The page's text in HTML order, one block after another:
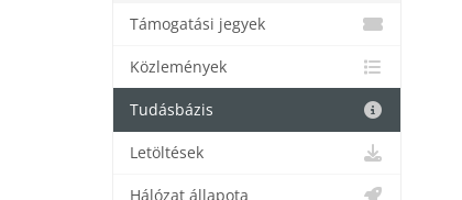
Támogatási jegyek
Közlemények
Tudásbázis
Letöltések
Hálózat állapota